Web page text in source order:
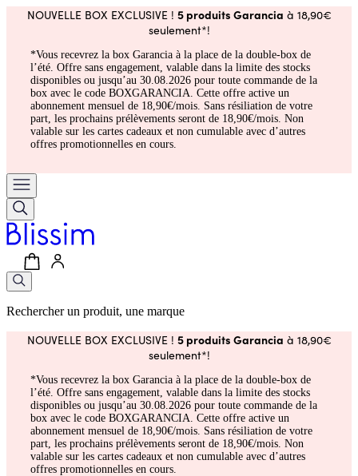
NOUVELLE BOX EXCLUSIVE ! 5 produits Garancia à 18,90€
seulement*!
*Vous recevrez la box Garancia à la place de la double-box de
l’été. Offre sans engagement, valable dans la limite des stocks
disponibles ou jusqu’au 30.08.2026 pour toute commande de la
box avec le code BOXGARANCIA. Cette offre active un
abonnement mensuel de 18,90€/mois. Sans résiliation de votre
part, les prochains prélèvements seront de 18,90€/mois. Non
valable sur les cartes cadeaux et non cumulable avec d’autres
offres promotionnelles en cours.
Rechercher un produit, une marque
NOUVELLE BOX EXCLUSIVE ! 5 produits Garancia à 18,90€
seulement*!
*Vous recevrez la box Garancia à la place de la double-box de
l’été. Offre sans engagement, valable dans la limite des stocks
disponibles ou jusqu’au 30.08.2026 pour toute commande de la
box avec le code BOXGARANCIA. Cette offre active un
abonnement mensuel de 18,90€/mois. Sans résiliation de votre
part, les prochains prélèvements seront de 18,90€/mois. Non
valable sur les cartes cadeaux et non cumulable avec d’autres
offres promotionnelles en cours.